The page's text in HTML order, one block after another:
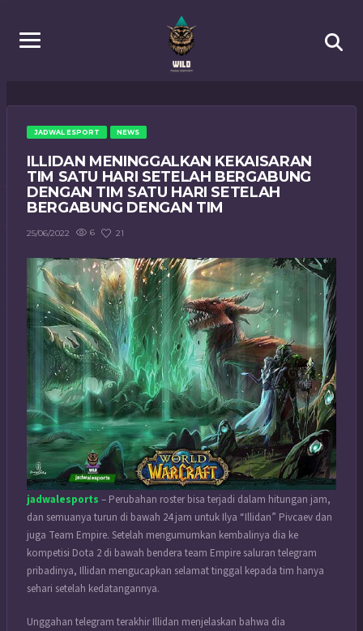
JADWAL ESPORT NEWS
ILLIDAN MENINGGALKAN KEKAISARAN
TIM SATU HARI SETELAH BERGABUNG
DENGAN TIM SATU HARI SETELAH
BERGABUNG DENGAN TIM
25/06/2022 6 21
jadwalesports – Perubahan roster bisa terjadi dalam hitungan jam,
dan semuanya turun di bawah 24 jam untuk Ilya “Illidan” Pivcaev dan
juga Team Empire. Setelah mengumumkan kembalinya dia ke
kompetisi Dota 2 di bawah bendera team Empire saluran telegram
pribadinya, Illidan mengucapkan selamat tinggal kepada tim hanya
sehari setelah kedatangannya.
Unggahan telegram terakhir Illidan menjelaskan bahwa dia